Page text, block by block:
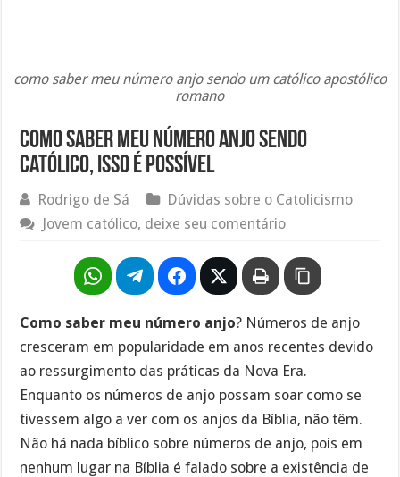
como saber meu número anjo sendo um católico apostólico
romano
Como saber meu número anjo sendo
católico, isso é possível
Rodrigo de Sá
Dúvidas sobre o Catolicismo
Jovem católico, deixe seu comentário
Como saber meu número anjo? Números de anjo
cresceram em popularidade em anos recentes devido
ao ressurgimento das práticas da Nova Era.
Enquanto os números de anjo possam soar como se
tivessem algo a ver com os anjos da Bíblia, não têm.
Não há nada bíblico sobre números de anjo, pois em
nenhum lugar na Bíblia é falado sobre a existência de